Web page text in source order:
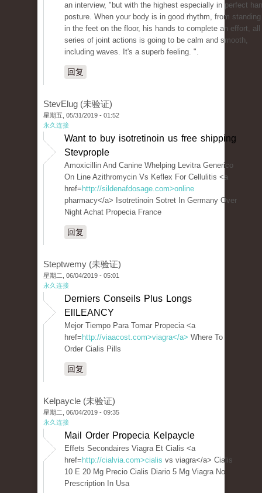
an interview, "but with the highest especially in perfect
posture. When your body is in good rhythm, from standing
in the feet on the floor, his hands to complete an effort, all
series of joint actions is going to be calm and smooth,
including waves. It's a superb feeling. ".
回复
StevElug (未验证)
星期五, 05/31/2019 - 01:52
永久连接
Want to buy isotretinoin us free shipping
Stevprople
Amoxicillin And Canine Whelping Levitra Generico
On Line Azithromycin Vs Keflex For Cellulitis <a
href= http://sildenafdosage.com>online
pharmacy</a> Isotretinoin Sotret In Germany Over
Night Achat Propecia France
回复
Steptwemy (未验证)
星期二, 06/04/2019 - 05:01
永久连接
Derniers Conseils Plus Longs
EllLEANCY
Mejor Tiempo Para Tomar Propecia <a
href= http://viaacost.com>viagra</a> Where To
Order Cialis Pills
回复
Kelpaycle (未验证)
星期二, 06/04/2019 - 09:35
永久连接
Mail Order Propecia Kelpaycle
Effets Secondaires Viagra Et Cialis <a
href= http://cialvia.com>cialis vs viagra</a> Cialis
10 E 20 Mg Precio Cialis Diario 5 Mg Viagra No
Prescription In Usa